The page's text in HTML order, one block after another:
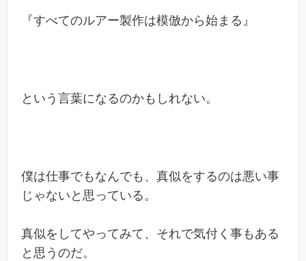
『すべてのルアー製作は模倣から始まる』
という言葉になるのかもしれない。
僕は仕事でもなんでも、真似をするのは悪い事
じゃないと思っている。
真似をしてやってみて、それで気付く事もある
と思うのだ。